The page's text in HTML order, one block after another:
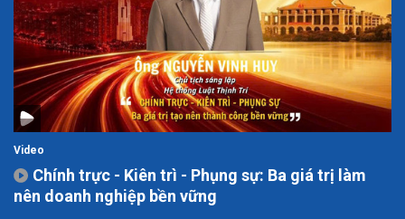
Video
Chính trực - Kiên trì - Phụng sự: Ba giá trị làm
nên doanh nghiệp bền vững